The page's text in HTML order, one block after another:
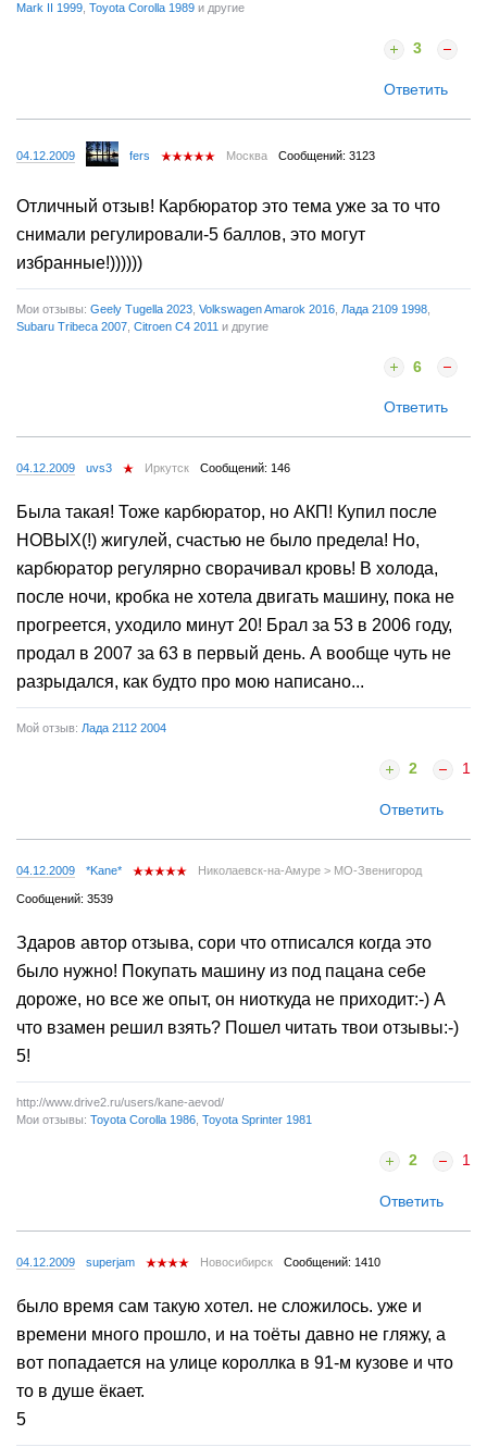
Mark II 1999 Toyota Corolla 1989 и другие
3
Ответить
04.12.2009 fers Москва Сообщений: 3123
Отличный отзыв! Карбюратор это тема уже за то что
снимали регулировали-5 баллов, это могут
избранные!))))))
Мои отзывы: Geely Tugella 2023 Volkswagen Amarok 2016 Лада 2109 1998
Subaru Tribeca 2007 Citroen C4 2011 и другие
6
Ответить
04.12.2009 uvs3 Иркутск Сообщений: 146
Была такая! Тоже карбюратор, но АКП! Купил после
НОВЫХ(!) жигулей, счастью не было предела! Но,
карбюратор регулярно сворачивал кровь! В холода,
после ночи, кробка не хотела двигать машину, пока не
прогреется, уходило минут 20! Брал за 53 в 2006 году,
продал в 2007 за 63 в первый день. А вообще чуть не
разрыдался, как будто про мою написано...
Мой отзыв: Лада 2112 2004
2 1
Ответить
04.12.2009 *Kane* Николаевск-на-Амуре > МО-Звенигород
Сообщений: 3539
Здаров автор отзыва, сори что отписался когда это
было нужно! Покупать машину из под пацана себе
дороже, но все же опыт, он ниоткуда не приходит:-) А
что взамен решил взять? Пошел читать твои отзывы:-)
5!
http://www.drive2.ru/users/kane-aevod/
Мои отзывы: Toyota Corolla 1986 Toyota Sprinter 1981
2 1
Ответить
04.12.2009 superjam Новосибирск Сообщений: 1410
было время сам такую хотел. не сложилось. уже и
времени много прошло, и на тоёты давно не гляжу, а
вот попадается на улице короллка в 91-м кузове и что
то в душе ёкает.
5